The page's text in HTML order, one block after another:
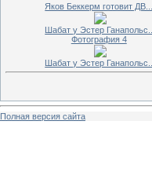
Яков Беккерм готовит ДВ...
Шабат у Эстер Ганапольс...
Фотография 4
Шабат у Эстер Ганапольс...
Полная версия сайта